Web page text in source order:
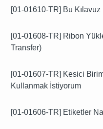
[01-01610-TR] Bu Kılavuz
[01-01608-TR] Ribon
Transfer)
[01-01607-TR] Kesici
Kullanmak İstiyorum
[01-01606-TR] Etiketler